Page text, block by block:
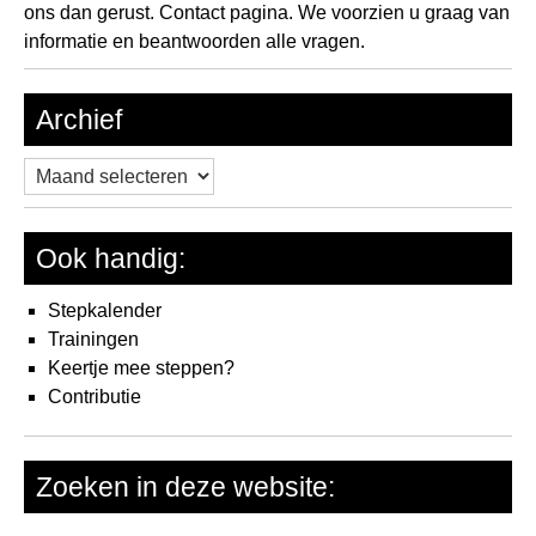
ons dan gerust. Contact pagina. We voorzien u graag van
informatie en beantwoorden alle vragen.
Archief
Archief
Ook handig:
Stepkalender
Trainingen
Keertje mee steppen?
Contributie
Zoeken in deze website: